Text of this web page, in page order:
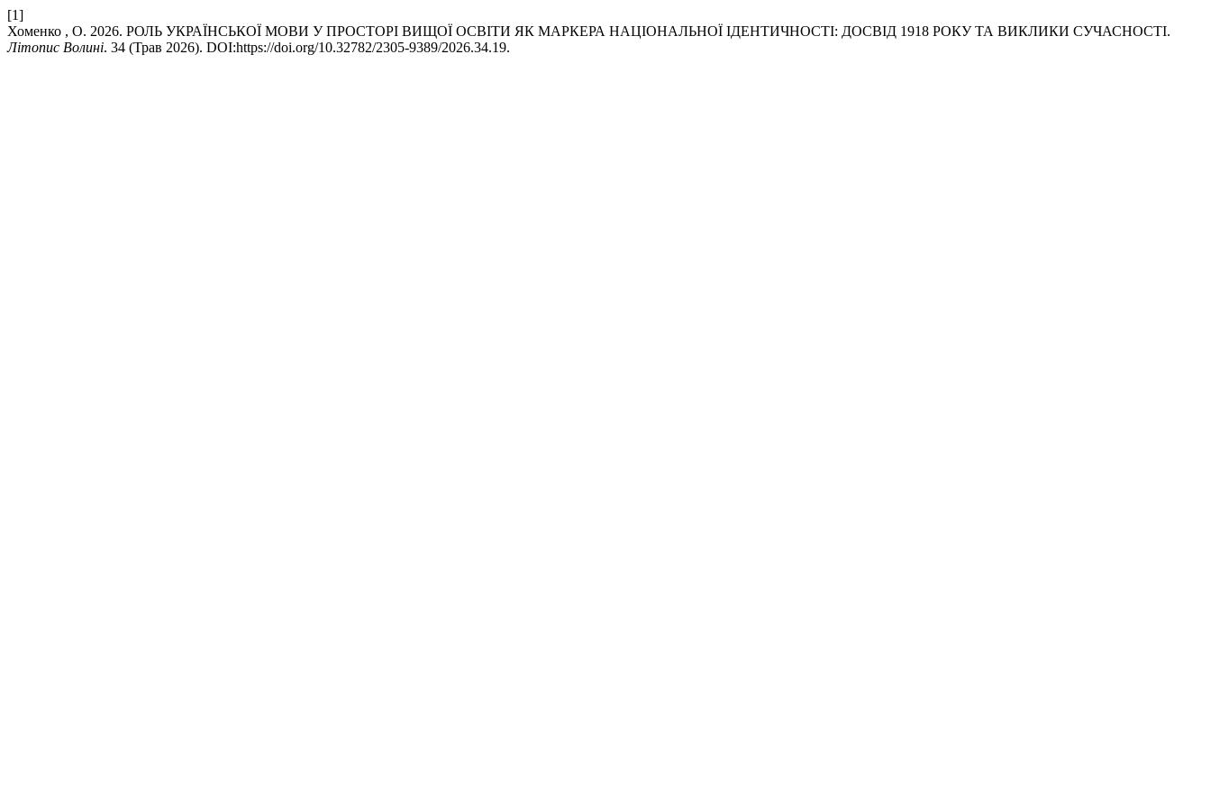
[1]
Хоменко , О. 2026. РОЛЬ УКРАЇНСЬКОЇ МОВИ У ПРОСТОРІ ВИЩОЇ ОСВІТИ ЯК МАРКЕРА НАЦІОНАЛЬНОЇ ІДЕНТИЧНОСТІ: ДОСВІД 1918 РОКУ ТА ВИКЛИКИ СУЧАСНОСТІ.
Літопис Волині. 34 (Трав 2026). DOI:https://doi.org/10.32782/2305-9389/2026.34.19.